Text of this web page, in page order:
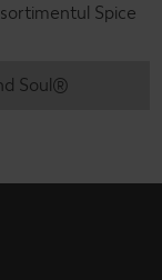
Spice
Soul®